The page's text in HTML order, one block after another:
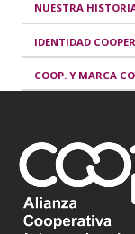
NUESTRA
IDENTIDAD
COOP. Y MARCA